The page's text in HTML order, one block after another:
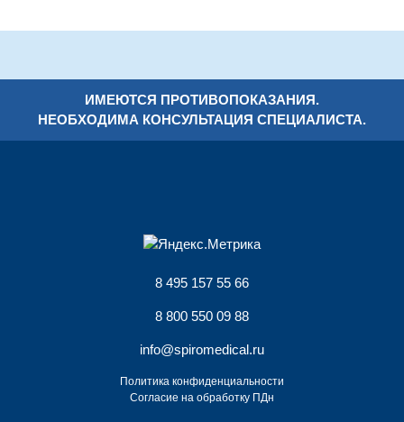
ИМЕЮТСЯ ПРОТИВОПОКАЗАНИЯ.
НЕОБХОДИМА КОНСУЛЬТАЦИЯ СПЕЦИАЛИСТА.
8 495 157 55 66
8 800 550 09 88
info@spiromedical.ru
Политика конфиденциальности
Согласие на обработку ПДн